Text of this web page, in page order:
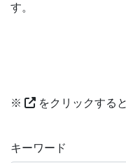
す。
※ をクリックする
研究業績に対
キーワード